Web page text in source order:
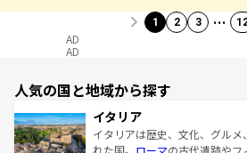
1 2 3 …
AD
AD
人気の国と地域から探す
イタリア
イタリアは歴史、文化、グル
れた国。 ローマの古代遺跡やフ